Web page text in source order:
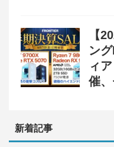
【
ン
ィ
催
新着記事